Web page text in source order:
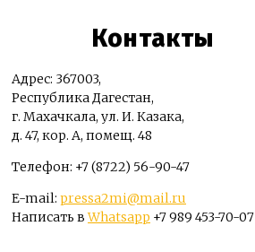
Контакты
Адрес: 367003,
Республика Дагестан,
г. Махачкала, ул. И. Казака,
д. 47, кор. А, помещ. 48
Телефон: +7 (8722) 56-90-47
E-mail: pressa2mi@mail.ru
Написать вWhatsapp +7 989 453-70-07